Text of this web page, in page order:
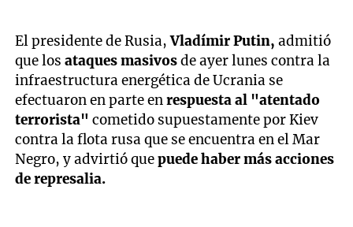
El presidente de Rusia,Vladímir Putin, admitió
que los ataques masivosde ayer lunes contra la
infraestructura energética de Ucrania se
efectuaron en parte enrespuesta al "atentado
terrorista" cometido supuestamente por Kiev
contra la flota rusa que se encuentra en el Mar
Negro, y advirtió quepuede haber más acciones
de represalia.